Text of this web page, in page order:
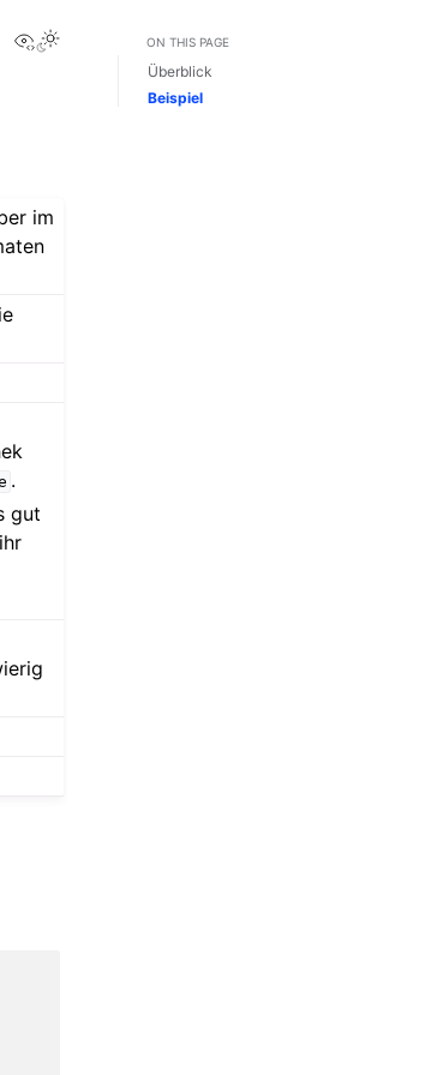
View this page
im
.
gut
ON THIS PAGE
Überblick
Beispiel